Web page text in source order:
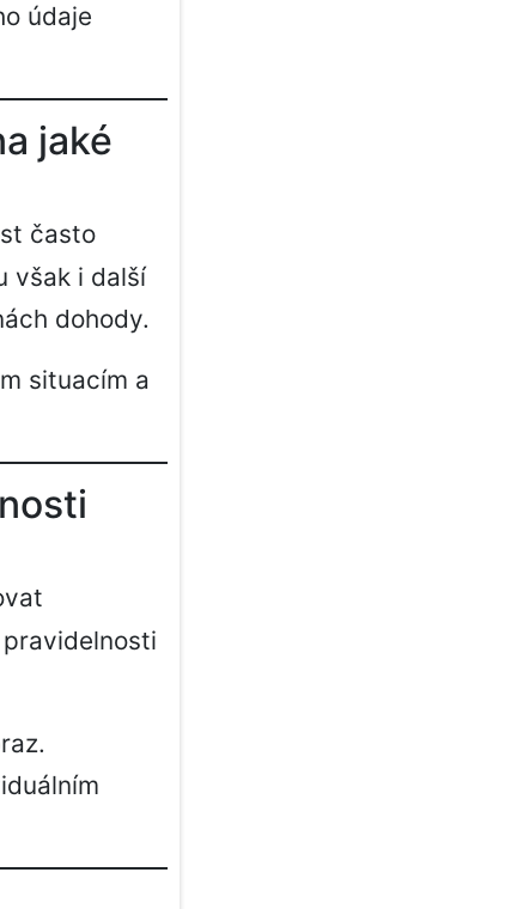
údaje
jaké
často
však i další
dohody.
situacím a